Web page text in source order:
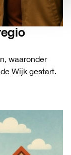
waaronder
Wijk gestart.